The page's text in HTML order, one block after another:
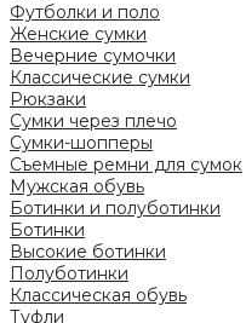
Футболки и поло
Женские сумки
Вечерние сумочки
Классические сумки
Рюкзаки
Сумки через плечо
Сумки-шопперы
Съемные ремни для сумок
Мужская обувь
Ботинки и полуботинки
Ботинки
Высокие ботинки
Полуботинки
Классическая обувь
Туфли